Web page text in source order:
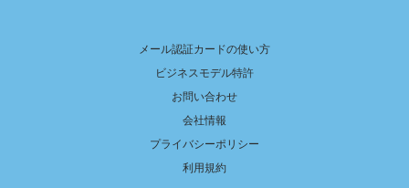
メール認証カードの使い方
ビジネスモデル特許
お問い合わせ
会社情報
プライバシーポリシー
利用規約